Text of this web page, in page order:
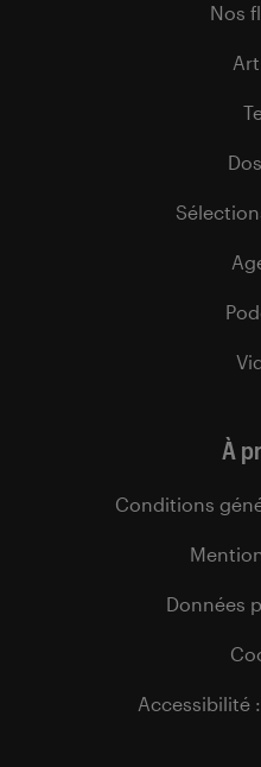
Nos
À
Conditions
Données
Accessibilité